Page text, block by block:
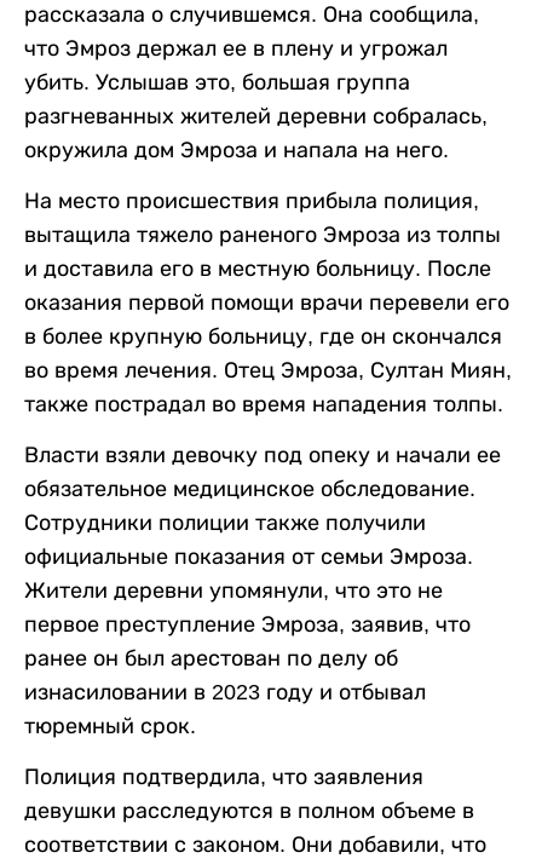
рассказала о случившемся. Она сообщила,
что Эмроз держал ее в плену и угрожал
убить. Услышав это, большая группа
разгневанных жителей деревни собралась,
окружила дом Эмроза и напала на него.
На место происшествия прибыла полиция,
вытащила тяжело раненого Эмроза из толпы
и доставила его в местную больницу. После
оказания первой помощи врачи перевели его
в более крупную больницу, где он скончался
во время лечения. Отец Эмроза, Султан Миян,
также пострадал во время нападения толпы.
Власти взяли девочку под опеку и начали ее
обязательное медицинское обследование.
Сотрудники полиции также получили
официальные показания от семьи Эмроза.
Жители деревни упомянули, что это не
первое преступление Эмроза, заявив, что
ранее он был арестован по делу об
изнасиловании в 2023 году и отбывал
тюремный срок.
Полиция подтвердила, что заявления
девушки расследуются в полном объеме в
соответствии с законом. Они добавили, что